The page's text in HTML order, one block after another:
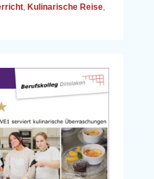
, Kulinarische Reise,